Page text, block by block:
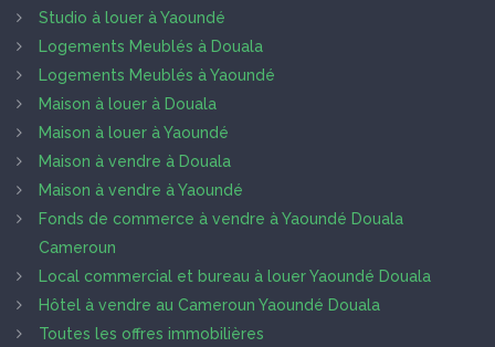
Studio à louer à Yaoundé
Logements Meublés à Douala
Logements Meublés à Yaoundé
Maison à louer à Douala
Maison à louer à Yaoundé
Maison à vendre à Douala
Maison à vendre à Yaoundé
Fonds de commerce à vendre à Yaoundé Douala
Cameroun
Local commercial et bureau à louer Yaoundé Douala
Hôtel à vendre au Cameroun Yaoundé Douala
Toutes les offres immobilières